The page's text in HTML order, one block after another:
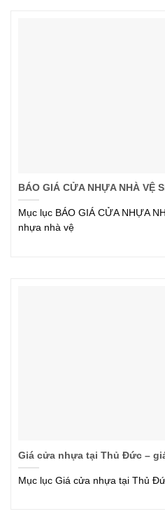
BÁO GIÁ CỬA NHỰA NHÀ VỆ
Mục lục BÁO GIÁ CỬA NHỰA
nhựa nhà vệ
Giá cửa nhựa tại Thủ Đức –
Mục lục Giá cửa nhựa tại Thủ